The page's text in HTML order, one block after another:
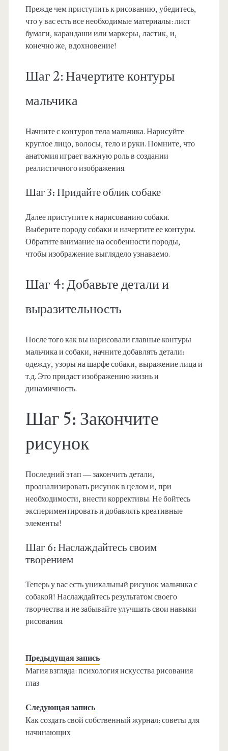
Прежде чем приступить к рисованию, убедитесь,
что у вас есть все необходимые материалы: лист
бумаги, карандаши или маркеры, ластик, и,
конечно же, вдохновение!
Шаг 2: Начертите контуры
мальчика
Начните с контуров тела мальчика. Нарисуйте
круглое лицо, волосы, тело и руки. Помните, что
анатомия играет важную роль в создании
реалистичного изображения.
Шаг 3: Придайте облик собаке
Далее приступите к нарисованию собаки.
Выберите породу собаки и начертите ее контуры.
Обратите внимание на особенности породы,
чтобы изображение выглядело узнаваемо.
Шаг 4: Добавьте детали и
выразительность
После того как вы нарисовали главные контуры
мальчика и собаки, начните добавлять детали:
одежду, узоры на шарфе собаки, выражение лица и
т.д. Это придаст изображению жизнь и
динамичность.
Шаг 5: Закончите
рисунок
Последний этап — закончить детали,
проанализировать рисунок в целом и, при
необходимости, внести коррективы. Не бойтесь
экспериментировать и добавлять креативные
элементы!
Шаг 6: Наслаждайтесь своим
творением
Теперь у вас есть уникальный рисунок мальчика с
собакой! Наслаждайтесь результатом своего
творчества и не забывайте улучшать свои навыки
рисования.
Предыдущая запись
Магия взгляда: психология искусства рисования
глаз
Следующая запись
Как создать свой собственный журнал: советы для
начинающих